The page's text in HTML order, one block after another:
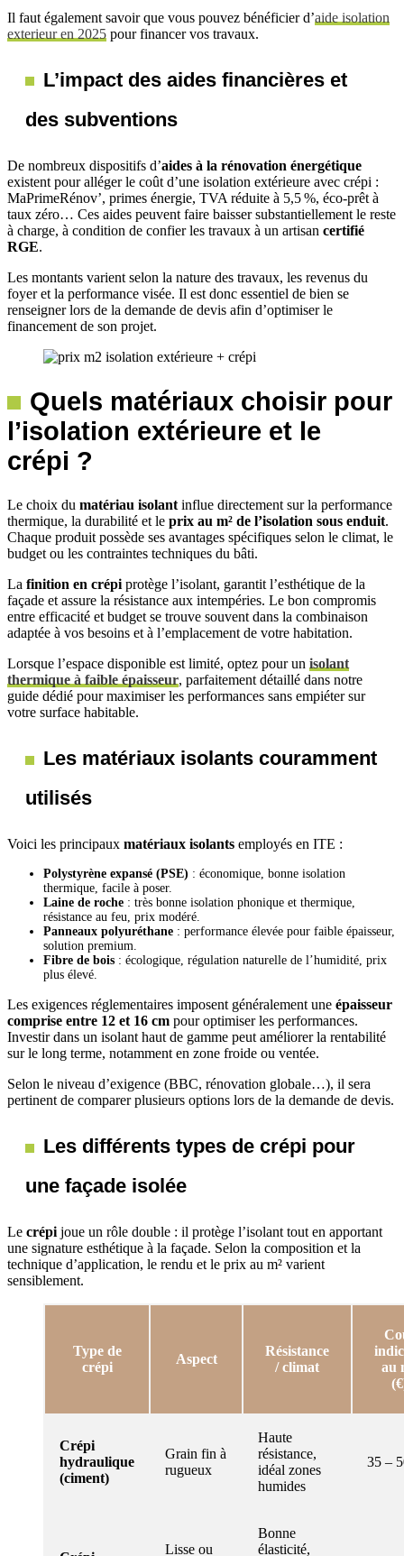
Il faut également savoir que vous pouvez bénéficier d’aide isolation
exterieur en 2025 pour financer vos travaux.
L’impact des aides financières et
des subventions
De nombreux dispositifs d’aides à la rénovation énergétique
existent pour alléger le coût d’une isolation extérieure avec crépi :
MaPrimeRénov’, primes énergie, TVA réduite à 5,5 %, éco-prêt à
taux zéro… Ces aides peuvent faire baisser substantiellement le reste
à charge, à condition de confier les travaux à un artisan certifié
RGE.
Les montants varient selon la nature des travaux, les revenus du
foyer et la performance visée. Il est donc essentiel de bien se
renseigner lors de la demande de devis afin d’optimiser le
financement de son projet.
Quels matériaux choisir pour
l’isolation extérieure et le
crépi ?
Le choix du matériau isolantinflue directement sur la performance
thermique, la durabilité et le prix au m² de l’isolation sous enduit.
Chaque produit possède ses avantages spécifiques selon le climat, le
budget ou les contraintes techniques du bâti.
La finition en crépiprotège l’isolant, garantit l’esthétique de la
façade et assure la résistance aux intempéries. Le bon compromis
entre efficacité et budget se trouve souvent dans la combinaison
adaptée à vos besoins et à l’emplacement de votre habitation.
Lorsque l’espace disponible est limité, optez pour un isolant
thermique à faible épaisseur, parfaitement détaillé dans notre
guide dédié pour maximiser les performances sans empiéter sur
votre surface habitable.
Les matériaux isolants couramment
utilisés
Voici les principaux matériaux isolants employés en ITE :
Polystyrène expansé (PSE) : économique, bonne isolation
thermique, facile à poser.
Laine de roche : très bonne isolation phonique et thermique,
résistance au feu, prix modéré.
Panneaux polyuréthane : performance élevée pour faible épaisseur,
solution premium.
Fibre de bois : écologique, régulation naturelle de l’humidité, prix
plus élevé.
Les exigences réglementaires imposent généralement une épaisseur
comprise entre 12 et 16 cm pour optimiser les performances.
Investir dans un isolant haut de gamme peut améliorer la rentabilité
sur le long terme, notamment en zone froide ou ventée.
Selon le niveau d’exigence (BBC, rénovation globale…), il sera
pertinent de comparer plusieurs options lors de la demande de devis.
Les différents types de crépi pour
une façade isolée
Le crépijoue un rôle double : il protège l’isolant tout en apportant
une signature esthétique à la façade. Selon la composition et la
technique d’application, le rendu et le prix au m² varient
sensiblement.
Type de
crépi
Aspect
Résistance
/ climat
au
Crépi
hydraulique
(ciment)
Grain fin à
rugueux
Haute
résistance,
idéal zones
humides
35 –
Lisse ou
Bonne
élasticité,